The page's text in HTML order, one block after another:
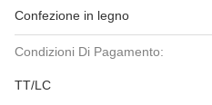
Confezione in legno
Condizioni Di Pagamento:
TT/LC